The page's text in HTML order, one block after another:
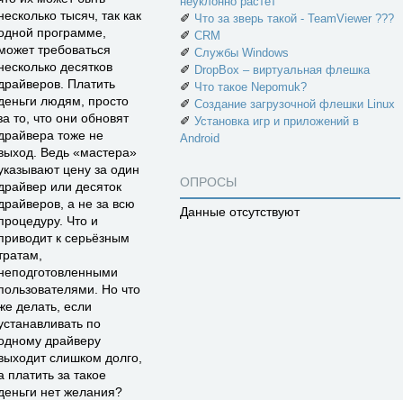
тысяч, так как
программе,
требоваться
десятков
Платить
людям, просто
то, что они обновят
тоже не
Ведь «мастера»
цену за один
или десяток
а не за всю
Что и
к серьёзным
Но что
делать, если
по
драйверу
слишком долго,
платить за такое
нет желания?
✐ Что за зверь такой - TeamViewer ???
✐ CRM
✐ Службы Windows
✐ DropBox – виртуальная флешка
✐ Что такое Nepomuk?
✐ Создание загрузочной флешки Linux
✐ Установка игр и приложений в
Android
ОПРОСЫ
Данные отсутствуют